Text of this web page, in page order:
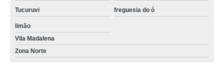
Tucuruvi freguesia do ó
limão
Vila Madalena
Zona Norte